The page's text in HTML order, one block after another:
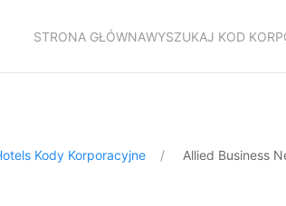
STRONA GŁÓWNAWYSZUKAJ KOD
Kody Korporacyjne Allied Business